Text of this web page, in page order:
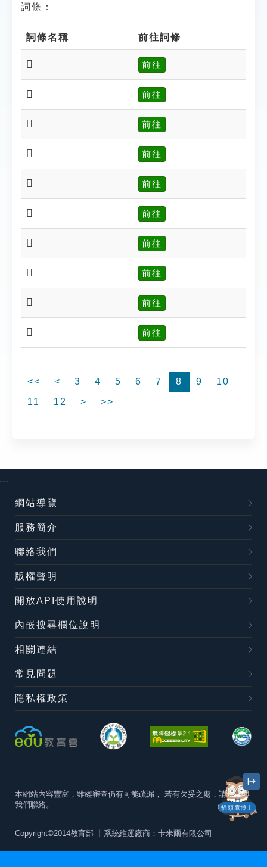
詞條：
詞條名稱 前往詞條
𤽌 前往
𤽍 前往
𤽎 前往
𤽐 前往
𤽔 前往
𤽖 前往
𤽘 前往
𤽙 前往
𤽚 前往
𤽛 前往
<< < 3 4 5 6 7 8 9
10
11
12 > >>
貓頭鷹博士
:::
網站導覽
服務簡介
聯絡我們
版權聲明
開放API使用說明
內嵌搜尋欄位說明
相關連結
常見問題
隱私權政策
本網站內容豐富，雖經審查仍有可能疏漏， 若有欠妥之處，請隨時與
我們聯絡。
Copyright©2014教育部 丨系統維運廠商：卡米爾有限公司